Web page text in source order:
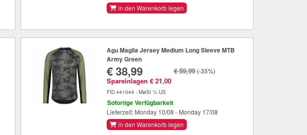
in den Warenkorb legen
Agu Maglia Jersey Medium Long Sleeve MTB
Army Green
€ 38,99
Spareinlagen € 21,00
€ 59,99(-35%)
FID 441044 - MwSt % US
Sofortige Verfügbarkeit
Lieferzeit: Monday 10/08 - Monday 17/08
in den Warenkorb legen